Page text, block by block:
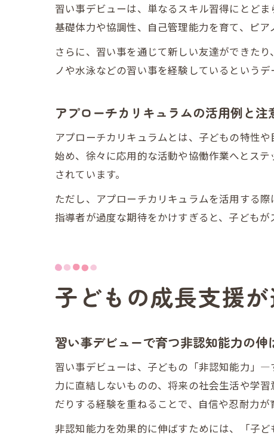
習い事デビューは、単なるスキル習得にとど
基礎体力や協調性、自己管理能力を育て、ピ
さらに、習い事を通じて新しい友達ができた
ノや水泳などの習い事を経験しているという
アプローチカリキュラムの活用例と注
アプローチカリキュラムとは、子どもの特性
始め、徐々に応用的な活動や協働作業へとス
されています。
ただし、アプローチカリキュラムを活用する
指導者が過度な期待をかけすぎると、子ども
子どもの成長支援
習い事デビューで育つ非認知能力の伸
習い事デビューは、子どもの「非認知能力」
力に直結しないものの、将来の社会生活や学
だりする経験を重ねることで、自信や忍耐力が
非認知能力を効果的に伸ばすためには、「子